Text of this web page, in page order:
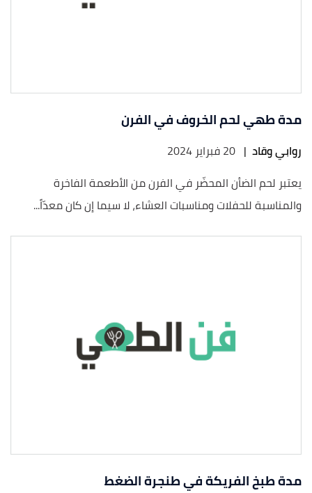
مدة طهي لحم الخروف في الفرن
روابي وقاد | 20 فبراير 2024
يعتبر لحم الضأن المحضّر في الفرن من الأطعمة الفاخرة
والمناسبة للحفلات ومناسبات العشاء، لا سيما إن كان معدّاً...
مدة طبخ الفريكة في طنجرة الضغط